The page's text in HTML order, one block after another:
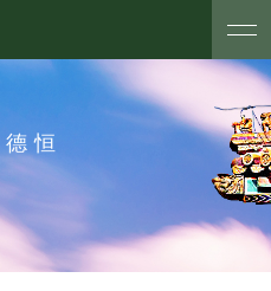
恒